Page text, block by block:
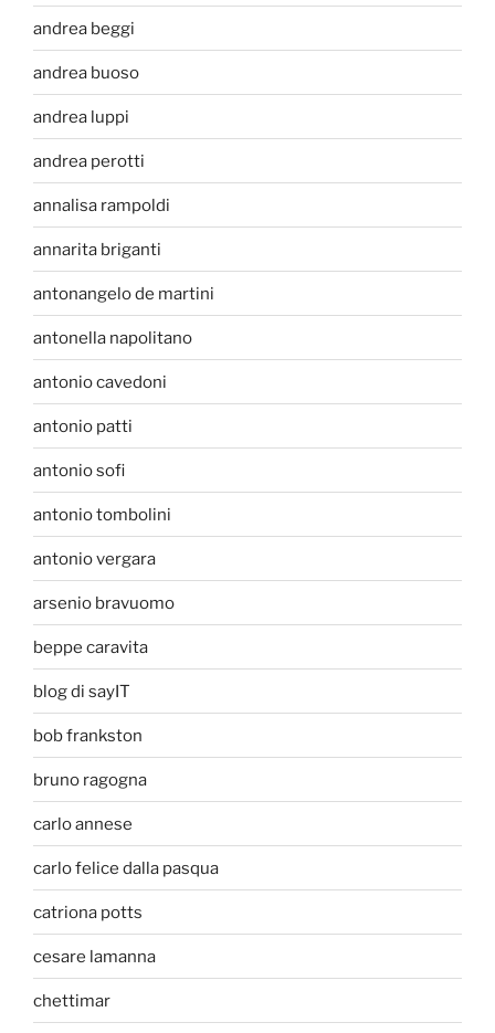
andrea beggi
andrea buoso
andrea luppi
andrea perotti
annalisa rampoldi
annarita briganti
antonangelo de martini
antonella napolitano
antonio cavedoni
antonio patti
antonio sofi
antonio tombolini
antonio vergara
arsenio bravuomo
beppe caravita
blog di sayIT
bob frankston
bruno ragogna
carlo annese
carlo felice dalla pasqua
catriona potts
cesare lamanna
chettimar